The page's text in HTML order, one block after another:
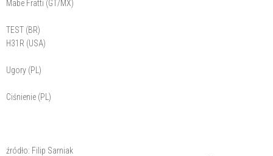
Mabe Fratti (GT/MX)
TEST (BR)
H31R (USA)
Ugory (PL)
Ciśnienie (PL)
źródło: Filip Sarniak